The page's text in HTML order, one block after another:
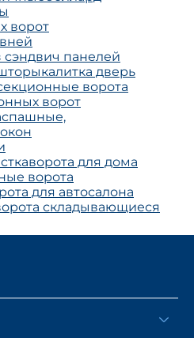
ворот
сэндвич панелей
калитка дверь
ворота
ворот
ворота для дома
ворота
для автосалона
складывающиеся